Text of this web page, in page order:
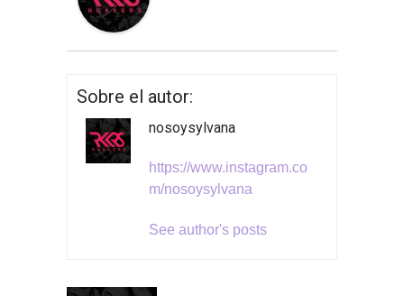
Sobre el autor:
nosoysylvana
https://www.instagram.co
m/nosoysylvana
See author's posts